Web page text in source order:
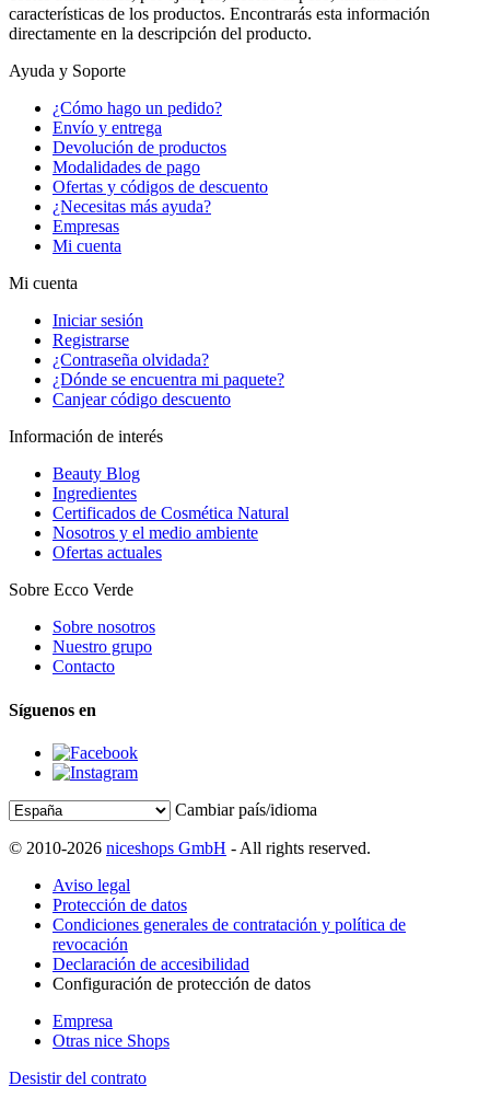
características de los productos. Encontrarás esta información
directamente en la descripción del producto.
Ayuda y Soporte
¿Cómo hago un pedido?
Envío y entrega
Devolución de productos
Modalidades de pago
Ofertas y códigos de descuento
¿Necesitas más ayuda?
Empresas
Mi cuenta
Mi cuenta
Iniciar sesión
Registrarse
¿Contraseña olvidada?
¿Dónde se encuentra mi paquete?
Canjear código descuento
Información de interés
Beauty Blog
Ingredientes
Certificados de Cosmética Natural
Nosotros y el medio ambiente
Ofertas actuales
Sobre Ecco Verde
Sobre nosotros
Nuestro grupo
Contacto
Síguenos en
Cambiar país/idioma
© 2010-2026 niceshops GmbH - All rights reserved.
Aviso legal
Protección de datos
Condiciones generales de contratación y política de
revocación
Declaración de accesibilidad
Configuración de protección de datos
Empresa
Otras nice Shops
Desistir del contrato